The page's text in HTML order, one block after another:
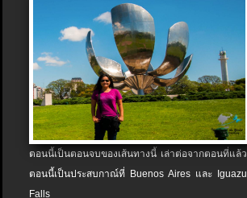
ตอนนี้เป็นตอนจบของเส้นทางนี้ เล่าต่อจากตอนที่แล้ว
ตอนนี้เป็นประสบกาณ์ที่ Buenos Aires และ Iguazu
Falls